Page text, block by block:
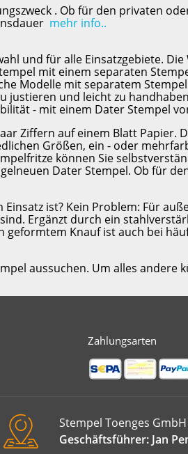
. Ob für den privaten
mehr info..
und für alle Einsatzgebiete.
mit einem separaten
Modelle mit separatem
justieren und leicht zu
- mit einem Dater Stempel
Ziffern auf einem Blatt
Größen, ein - oder
können Sie
Dater Stempel. Ob für
ist? Kein Problem: Für
Ergänzt durch ein
Knauf ist auch bei
aussuchen. Um alles andere
Zahlungsarten
Stempel Toenges GmbH
Geschäftsführer: Jan